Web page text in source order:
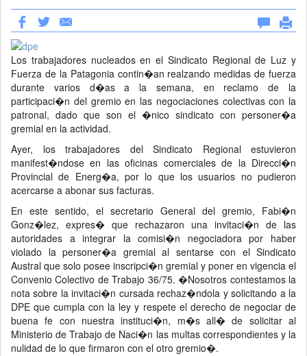
Los trabajadores nucleados en el Sindicato Regional de Luz y
Fuerza de la Patagonia contin�an realzando medidas de fuerza
durante varios d�as a la semana, en reclamo de la
participaci�n del gremio en las negociaciones colectivas con la
patronal, dado que son el �nico sindicato con personer�a
gremial en la actividad.
Ayer, los trabajadores del Sindicato Regional estuvieron
manifest�ndose en las oficinas comerciales de la Direcci�n
Provincial de Energ�a, por lo que los usuarios no pudieron
acercarse a abonar sus facturas.
En este sentido, el secretario General del gremio, Fabi�n
Gonz�lez, expres� que rechazaron una invitaci�n de las
autoridades a integrar la comisi�n negociadora por haber
violado la personer�a gremial al sentarse con el Sindicato
Austral que solo posee inscripci�n gremial y poner en vigencia el
Convenio Colectivo de Trabajo 36/75. �Nosotros contestamos la
nota sobre la invitaci�n cursada rechaz�ndola y solicitando a la
DPE que cumpla con la ley y respete el derecho de negociar de
buena fe con nuestra instituci�n, m�s all� de solicitar al
Ministerio de Trabajo de Naci�n las multas correspondientes y la
nulidad de lo que firmaron con el otro gremio�.